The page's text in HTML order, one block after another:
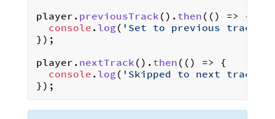
"height" : 300 ,
"width"
300 ,
{
"url": "https://i.scdn.co/
"size": "SMALL"
player. previousTrack (). then ( () => {
console . log ( 'Set to previous track!'
});
player. nextTrack (). then ( () => {
console . log ( 'Skipped to next track!'